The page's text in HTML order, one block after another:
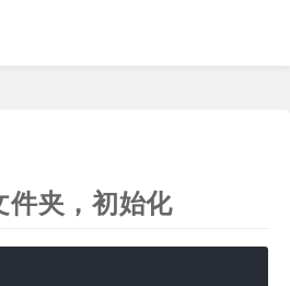
件夹，初始化